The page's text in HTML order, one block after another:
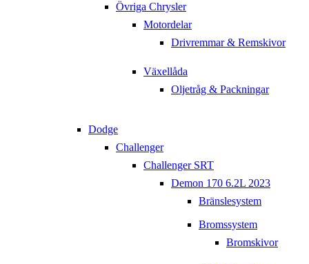
Övriga Chrysler
Motordelar
Drivremmar & Remskivor
Växellåda
Oljetråg & Packningar
Dodge
Challenger
Challenger SRT
Demon 170 6.2L 2023
Bränslesystem
Bromssystem
Bromskivor